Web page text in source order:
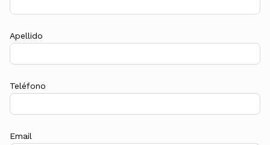
Apellido
Teléfono
Email